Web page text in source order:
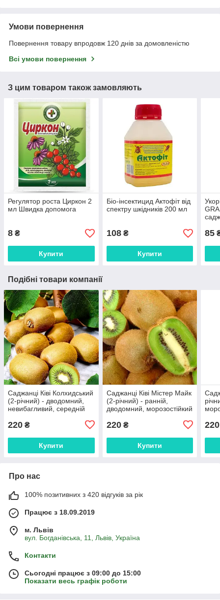
Умови повернення
Повернення товару впродовж 120 днів за домовленістю
Всі умови повернення
З цим товаром також замовляють
Регулятор роста Циркон 2
мл Швидка допомога
8 ₴
Купити
Біо-інсектицид Актофіт від
спектру шкідників 200 мл
108₴
Купити
85
Подібні товари компанії
Саджанці Ківі Колхидський
(2-річний) - дводомний,
невибагливий, середній
220 ₴
Купити
Саджанці Ківі Містер Майк
(2-річний) - ранній,
дводомний, морозостійкий
220₴
Купити
220
Про нас
100% позитивних з 420 відгуків за рік
Працює з 18.09.2019
м. Львів
вул. Богданівська, 11, Львів, Україна
Контакти
Сьогодні працює з 09:00 до 15:00
Показати весь графік роботи